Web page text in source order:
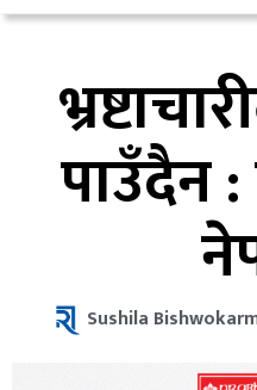
पाउँदैन :
Sushila